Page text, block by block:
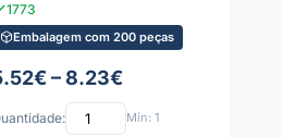
1773
Embalagem com 200 peças
– 8.23€
Mín: 1